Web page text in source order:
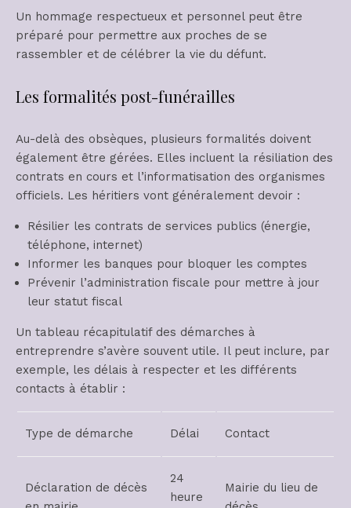
Un hommage respectueux et personnel peut être
préparé pour permettre aux proches de se
rassembler et de célébrer la vie du défunt.
Les formalités post-funérailles
Au-delà des obsèques, plusieurs formalités doivent
également être gérées. Elles incluent la résiliation des
contrats en cours et l’informatisation des organismes
officiels. Les héritiers vont généralement devoir :
Résilier les contrats de services publics (énergie,
téléphone, internet)
Informer les banques pour bloquer les comptes
Prévenir l’administration fiscale pour mettre à jour
leur statut fiscal
Un tableau récapitulatif des démarches à
entreprendre s’avère souvent utile. Il peut inclure, par
exemple, les délais à respecter et les différents
contacts à établir :
Type de démarche Délai Contact
Déclaration de décès
24
heure
Mairie du lieu de